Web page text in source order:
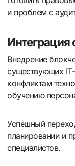
и проблем с
Внедрение
существующих
конфликтам
обучению
Успешный
планировании и
специалистов.